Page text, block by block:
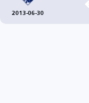
2013-06-30